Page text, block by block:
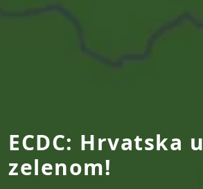
ECDC: Hrvatska u
zelenom!